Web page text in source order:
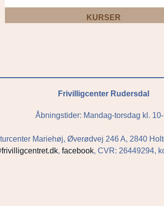
KURSER
Frivilligcenter Rudersdal
Åbningstider: Mandag-torsdag kl.
Mariehøj, Øverødvej 246 A, 2840
, facebook, CVR: 26449294,